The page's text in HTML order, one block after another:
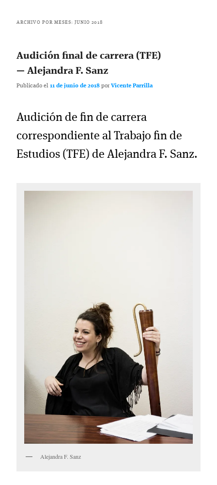
ARCHIVO POR MESES:JUNIO 2018
Audición final de carrera (TFE)
— Alejandra F. Sanz
Publicado el11 de junio de 2018 porVicente Parrilla
Audición de fin de carrera
correspondiente al Trabajo fin de
Estudios (TFE) de Alejandra F. Sanz.
Alejandra F. Sanz